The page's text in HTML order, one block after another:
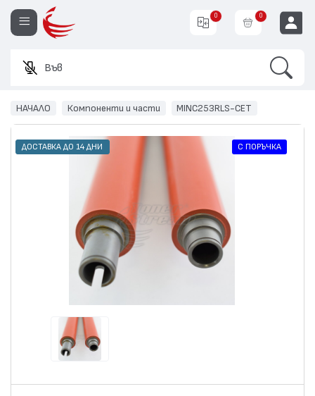
Въведет
0 0
НАЧАЛО Компоненти и части MINC253RLS-CET
ДОСТАВКА ДО 14 ДНИ С ПОРЪЧКА